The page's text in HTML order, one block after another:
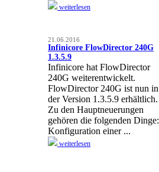
weiterlesen
21.06.2016
Infinicore FlowDirector 240G
1.3.5.9
Infinicore hat FlowDirector
240G weiterentwickelt.
FlowDirector 240G ist nun in
der Version 1.3.5.9 erhältlich.
Zu den Hauptneuerungen
gehören die folgenden Dinge:
Konfiguration einer ...
weiterlesen